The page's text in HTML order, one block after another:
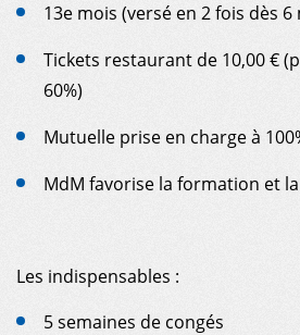
13e mois (versé en 2 fois dès 6
Tickets restaurant de 10,00 €
60%)
Mutuelle prise en charge à
MdM favorise la formation et
Les indispensables :
5 semaines de congés